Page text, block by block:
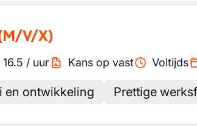
V/X)
16.5 / uur Kans op vast Voltijds
en ontwikkeling Prettige